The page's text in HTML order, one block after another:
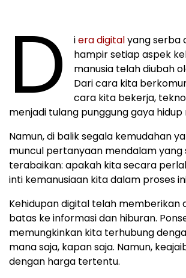
D iera digitalyang serba
hampir setiap aspek
manusia telah diubah
Dari cara kita
cara kita bekerja,
menjadi tulang punggung gaya hidup
Namun, di balik segala kemudahan
muncul pertanyaan mendalam yang
terabaikan: apakah kita secara
inti kemanusiaan kita dalam proses
Kehidupan digital telah memberikan
batas ke informasi dan hiburan.
memungkinkan kita terhubung
mana saja, kapan saja. Namun,
dengan harga tertentu.